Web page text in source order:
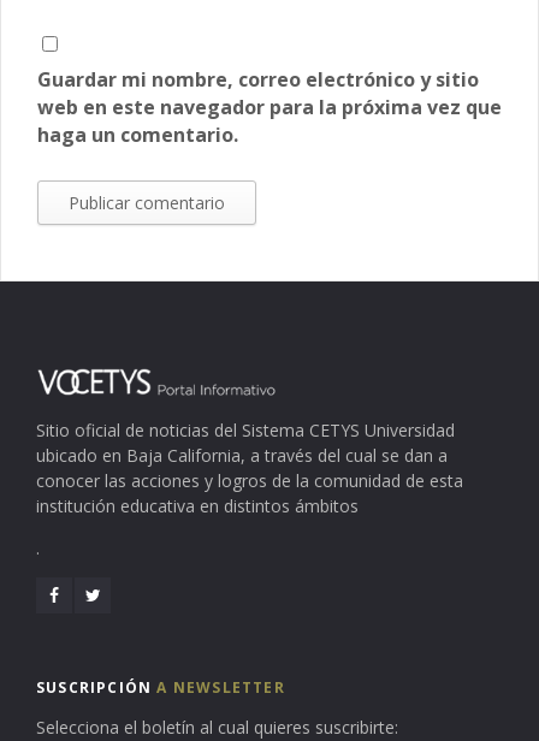
Guardar mi nombre, correo electrónico y sitio
web en este navegador para la próxima vez que
haga un comentario.
Sitio oficial de noticias del Sistema CETYS Universidad
ubicado en Baja California, a través del cual se dan a
conocer las acciones y logros de la comunidad de esta
institución educativa en distintos ámbitos
.
SUSCRIPCIÓNA NEWSLETTER
Selecciona el boletín al cual quieres suscribirte: